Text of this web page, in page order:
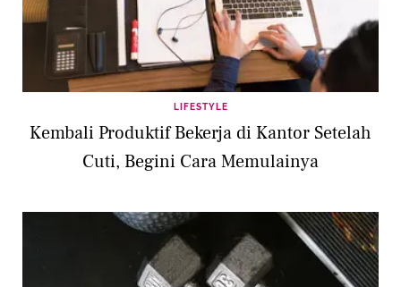
LIFESTYLE
Kembali Produktif Bekerja di Kantor Setelah
Cuti, Begini Cara Memulainya